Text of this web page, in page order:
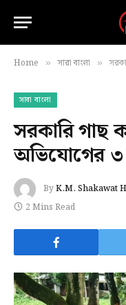
Home » সারা বাংলা »
সারা বাংলা
সরকারি গাছ
অভিযোগের ৩
ByK.M. Shakawat
2 Mins Read